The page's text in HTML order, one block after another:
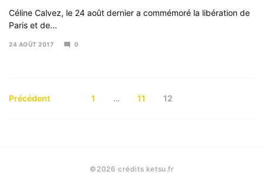
Céline Calvez, le 24 août dernier a commémoré la libération de
Paris et de...
24 AOÛT 2017
0
des
Précédent 1 … 11 12
©2026 crédits ketsu.fr